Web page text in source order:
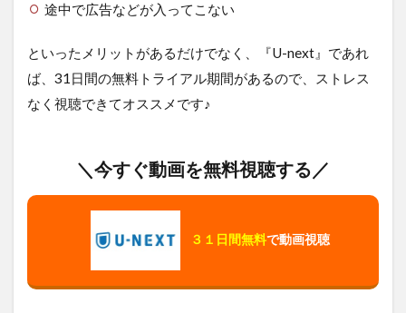
途中で広告などが入ってこない
といったメリットがあるだけでなく、『U-next』であれ
ば、31日間の無料トライアル期間があるので、ストレス
なく視聴できてオススメです♪
＼今すぐ動画を無料視聴する／
３１日間無料で動画視聴